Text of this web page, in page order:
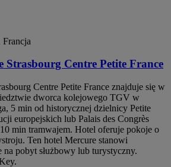
Strasbourg Centre Petite France
Centre Petite France znajduje się w
dworca kolejowego TGV w
5 min od historycznej dzielnicy Petite
europejskich lub Palais des Congrès
min tramwajem. Hotel oferuje pokoje o
Ten hotel Mercure stanowi
na pobyt służbowy lub turystyczny.